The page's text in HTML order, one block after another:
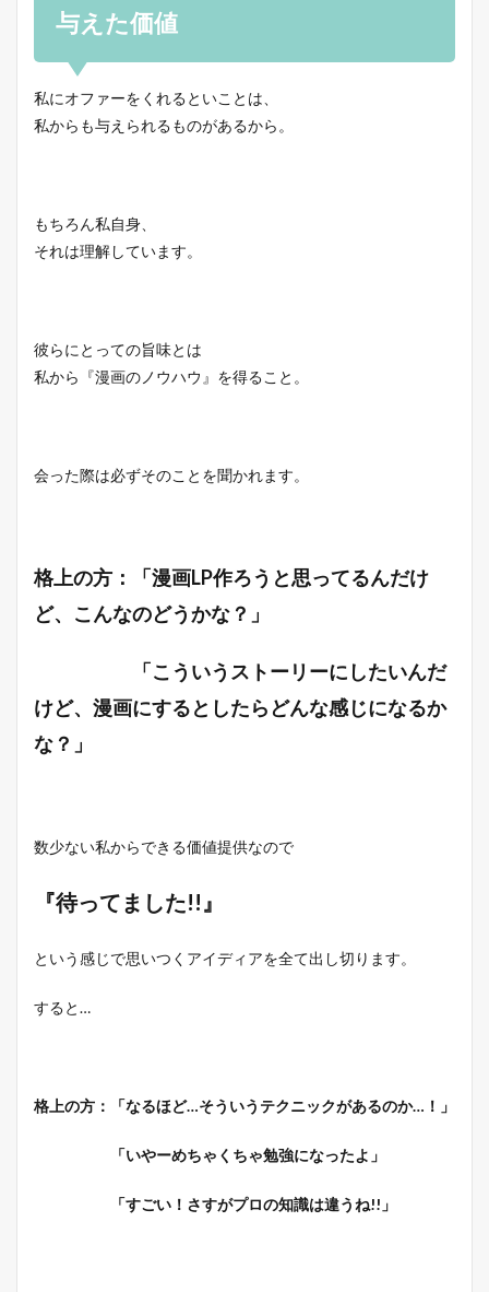
与えた価値
私にオファーをくれるといことは、
私からも与えられるものがあるから。
もちろん私自身、
それは理解しています。
彼らにとっての旨味とは
私から『漫画のノウハウ』を得ること。
会った際は必ずそのことを聞かれます。
格上の方：「漫画LP作ろうと思ってるんだけ
ど、こんなのどうかな？」
「こういうストーリーにしたいんだ
けど、漫画にするとしたらどんな感じになるか
な？」
数少ない私からできる価値提供なので
『待ってました!!』
という感じで思いつくアイディアを全て出し切ります。
すると…
格上の方：「なるほど…そういうテクニックがあるのか…！」
「いやーめちゃくちゃ勉強になったよ」
「すごい！さすがプロの知識は違うね!!」